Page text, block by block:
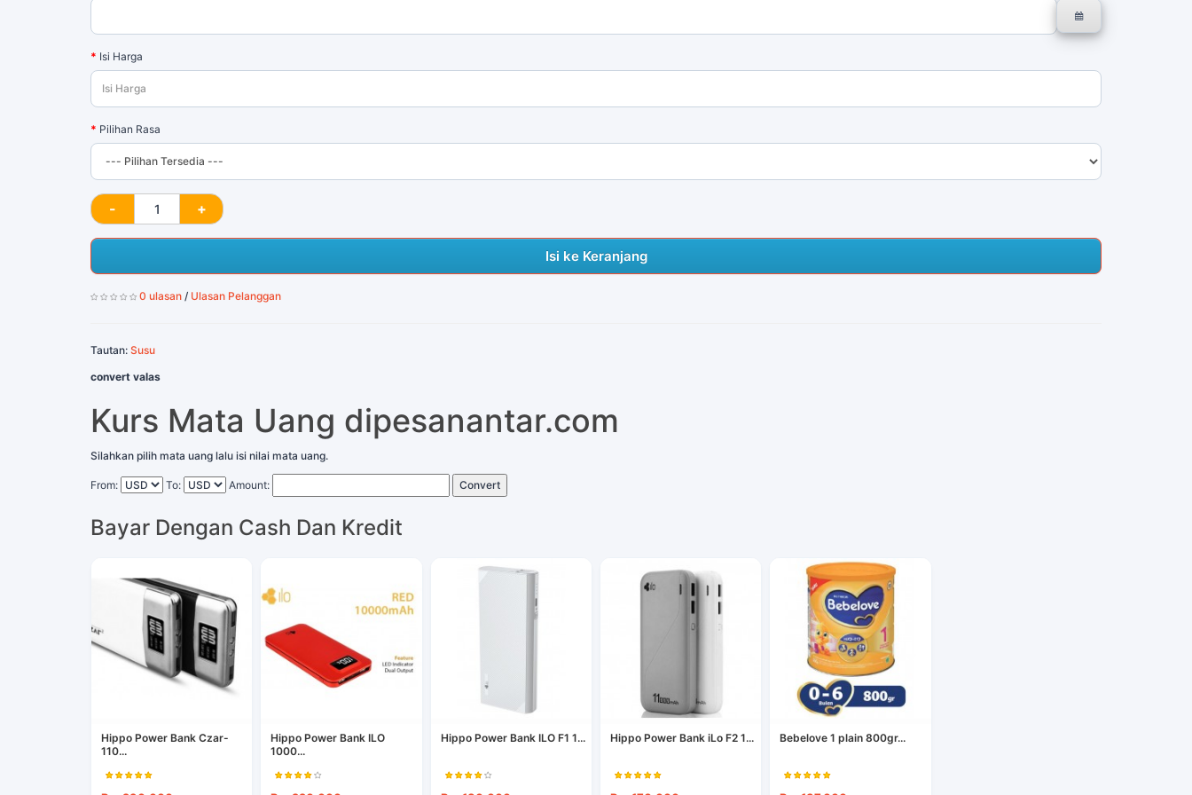
Isi Harga
Pilihan Rasa
Isi ke Keranjang
0 ulasan / Ulasan Pelanggan
Tautan: Susu
convert valas
Kurs Mata Uang dipesanantar.com
Silahkan pilih mata uang lalu isi nilai mata uang.
From: To: Amount: Convert
Bayar Dengan Cash Dan Kredit
Hippo Power Bank Czar-
110...
Hippo Power Bank ILO
1000...
Hippo Power Bank ILO F1 1... Hippo Power Bank iLo F2 1... Bebelove 1 plain 800gr...